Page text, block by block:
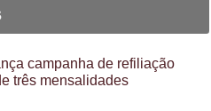
campanha de refiliação
três mensalidades